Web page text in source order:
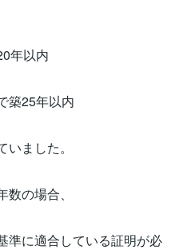
年以内
築25年以内
ました。
の場合、
準に適合している証明が必